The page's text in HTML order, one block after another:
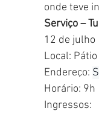
onde teve
Serviço –
12 de julho
Local:
Endereço:
Horário: 9h
Ingressos: